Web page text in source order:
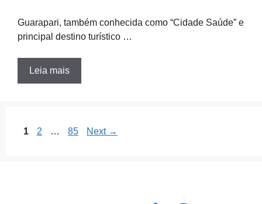
Guarapari, também conhecida como “Cidade Saúde” e
principal destino turístico …
Leia mais
Page
1 Page
2 … Page
85 Next →